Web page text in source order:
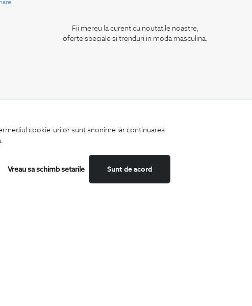
cookie-urilor sunt anonime iar continuarea
Sunt de acord
Vreau sa schimb setarile
Fii mereu la curent cu noutatile noastre,
oferte speciale si trenduri in moda masculina.
Camasi
Sacouri
Costume